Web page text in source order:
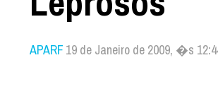
APARF 19 de Janeiro de 2009, �s